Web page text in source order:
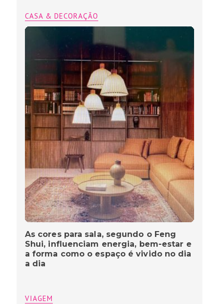
CASA & DECORAÇÃO
As cores para sala, segundo o Feng
Shui, influenciam energia, bem-estar e
a forma como o espaço é vivido no dia
a dia
VIAGEM